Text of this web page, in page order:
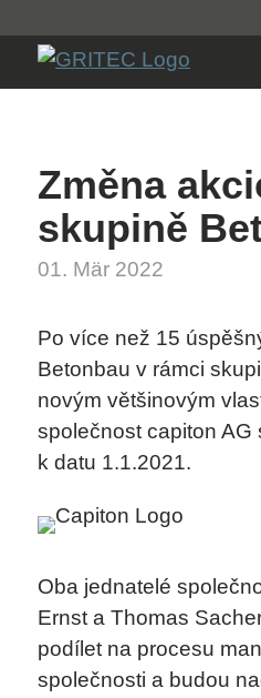
ELEMENTS
SERVICES
O FIRMIE
KARIERA
KONTAKT
Změna
skupině
01. Mär 2022
Po více než 15
Betonbau v rámci
novým většinovým
společnost capiton
k datu 1.1.2021.
Oba jednatelé
Ernst a Thomas
podílet na procesu
společnosti a budou